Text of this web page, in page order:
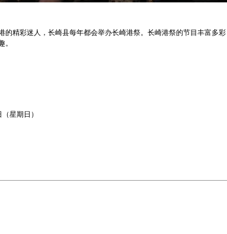
的精彩迷人，长崎县每年都会举办长崎港祭。长崎港祭的节目丰富多
。
星期日）